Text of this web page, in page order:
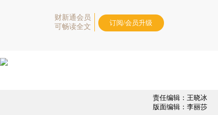
财新通会员
可畅读全文
订阅/会员升级
责任编辑：王晓冰
版面编辑：李丽莎